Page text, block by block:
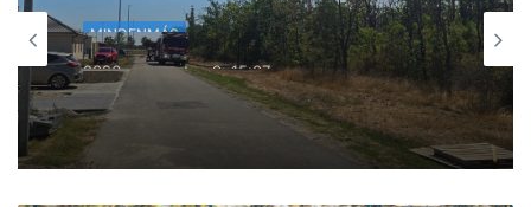
MINDENMÁS
2026, augusztus 9. 14:09
Csoda közelít: szerdán részlegesen
eltűnik a Nap Szegeden is